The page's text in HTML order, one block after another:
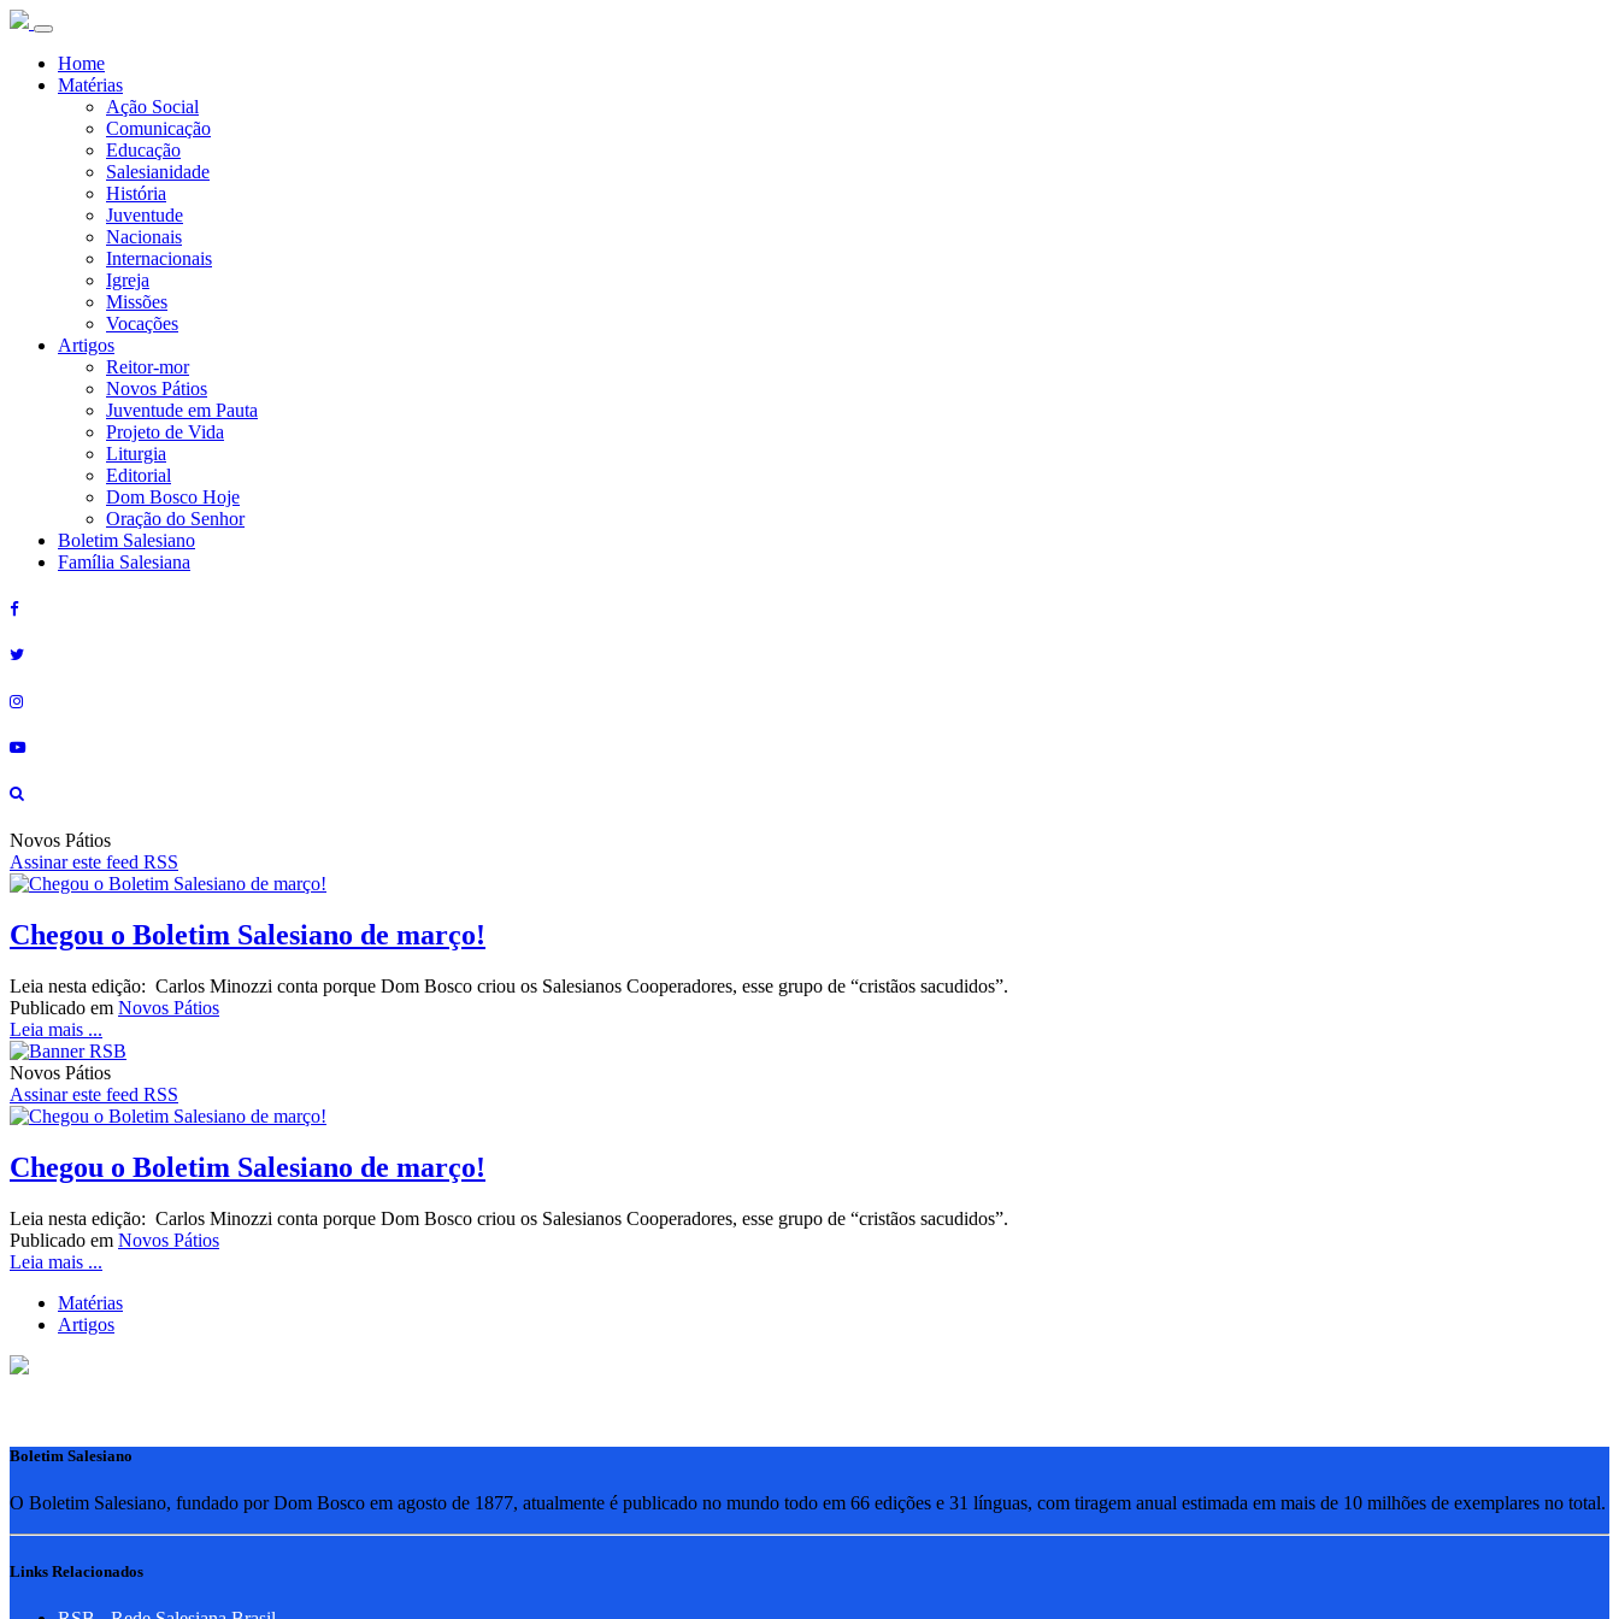
Home
Matérias
Ação Social
Comunicação
Educação
Salesianidade
História
Juventude
Nacionais
Internacionais
Igreja
Missões
Vocações
Artigos
Reitor-mor
Novos Pátios
Juventude em Pauta
Projeto de Vida
Liturgia
Editorial
Dom Bosco Hoje
Oração do Senhor
Boletim Salesiano
Família Salesiana
Novos Pátios
Assinar este feed RSS
Chegou o Boletim Salesiano de março!
Leia nesta edição: Carlos Minozzi conta porque Dom Bosco criou os Salesianos Cooperadores, esse grupo de “cristãos sacudidos”.
Publicado em Novos Pátios
Leia mais ...
Novos Pátios
Assinar este feed RSS
Chegou o Boletim Salesiano de março!
Leia nesta edição: Carlos Minozzi conta porque Dom Bosco criou os Salesianos Cooperadores, esse grupo de “cristãos sacudidos”.
Publicado em Novos Pátios
Leia mais ...
Matérias
Artigos
Boletim Salesiano
O Boletim Salesiano, fundado por Dom Bosco em agosto de 1877, atualmente é publicado no mundo todo em 66 edições e 31 línguas, com tiragem anual estimada em mais de 10 milhões de exemplares no total.
Links Relacionados